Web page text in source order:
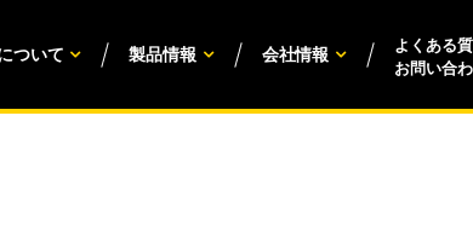
ついて 製品情報 会社情報
よくある
お問い合